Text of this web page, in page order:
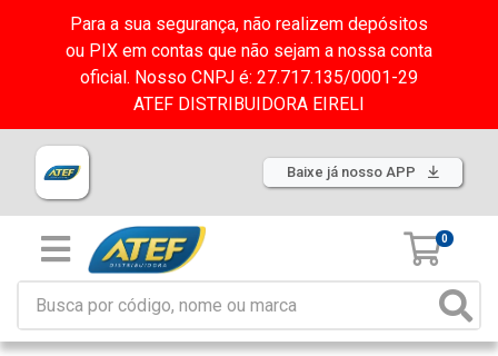
Para a sua segurança, não realizem depósitos
ou PIX em contas que não sejam a nossa conta
oficial. Nosso CNPJ é: 27.717.135/0001-29
ATEF DISTRIBUIDORA EIRELI
Baixe já nosso APP
0